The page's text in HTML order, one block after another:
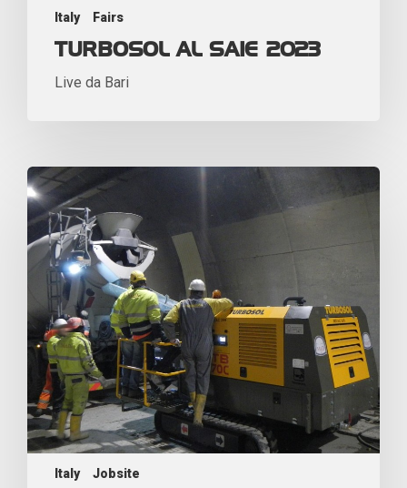
Italy Fairs
TURBOSOL AL SAIE 2023
Live da Bari
Italy Jobsite